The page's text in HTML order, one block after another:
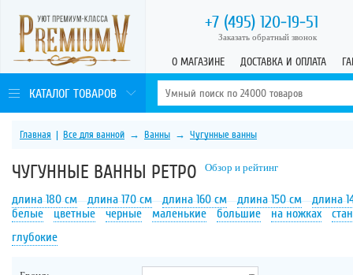
+7 (495) 120-19-51
Заказать обратный звонок
О МАГАЗИНЕ ДОСТАВКА И ОПЛАТА
КАТАЛОГ ТОВАРОВ
Главная | Все для ванной → Ванны → Чугунные ванны
ЧУГУННЫЕ ВАННЫ РЕТРО Обзор и рейтинг
длина 180 см длина 170 см длина 160 см длина 150 см
длина
белые
цветные черные маленькие большие на ножках
глубокие